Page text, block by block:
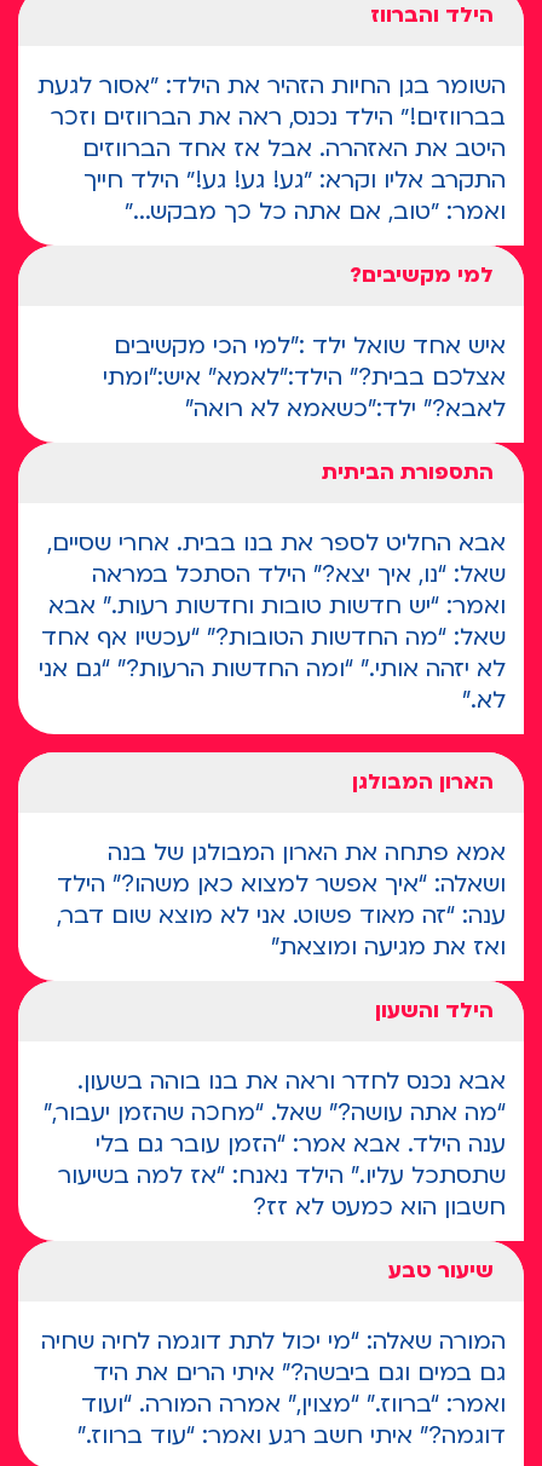
הילד והברווז
השומר בגן החיות הזהיר את הילד: ״אסור לגעת
בברווזים!״ הילד נכנס, ראה את הברווזים וזכר
היטב את האזהרה. אבל אז אחד הברווזים
התקרב אליו וקרא: ״גע! גע! גע!״ הילד חייך
ואמר: ״טוב, אם אתה כל כך מבקש...״
למי מקשיבים?
איש אחד שואל ילד :"למי הכי מקשיבים
אצלכם בבית?" הילד:"לאמא" איש:"ומתי
לאבא?" ילד:"כשאמא לא רואה"
התספורת הביתית
אבא החליט לספר את בנו בבית. אחרי שסיים,
שאל: “נו, איך יצא?” הילד הסתכל במראה
ואמר: “יש חדשות טובות וחדשות רעות.” אבא
שאל: “מה החדשות הטובות?” “עכשיו אף אחד
לא יזהה אותי.” “ומה החדשות הרעות?” “גם אני
לא.”
הארון המבולגן
אמא פתחה את הארון המבולגן של בנה
ושאלה: “איך אפשר למצוא כאן משהו?” הילד
ענה: “זה מאוד פשוט. אני לא מוצא שום דבר,
ואז את מגיעה ומוצאת"
הילד והשעון
אבא נכנס לחדר וראה את בנו בוהה בשעון.
“מה אתה עושה?” שאל. “מחכה שהזמן יעבור,”
ענה הילד. אבא אמר: “הזמן עובר גם בלי
שתסתכל עליו.” הילד נאנח: “אז למה בשיעור
חשבון הוא כמעט לא זז?
שיעור טבע
המורה שאלה: “מי יכול לתת דוגמה לחיה שחיה
גם במים וגם ביבשה?” איתי הרים את היד
ואמר: “ברווז.” “מצוין,” אמרה המורה. “ועוד
דוגמה?” איתי חשב רגע ואמר: “עוד ברווז.”